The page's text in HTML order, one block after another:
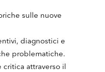
sulle nuove
diagnostici e
problematiche.
critica attraverso il